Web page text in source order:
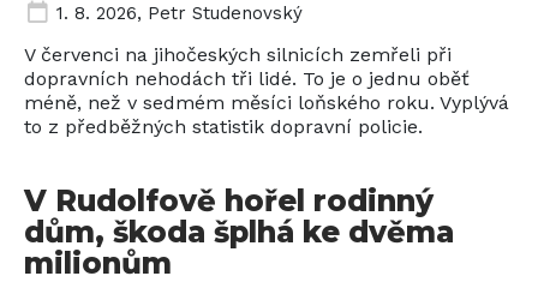
1. 8. 2026, Petr Studenovský
V červenci na jihočeských silnicích zemřeli při
dopravních nehodách tři lidé. To je o jednu oběť
méně, než v sedmém měsíci loňského roku. Vyplývá
to z předběžných statistik dopravní policie.
V Rudolfově hořel rodinný
dům, škoda šplhá ke dvěma
milionům